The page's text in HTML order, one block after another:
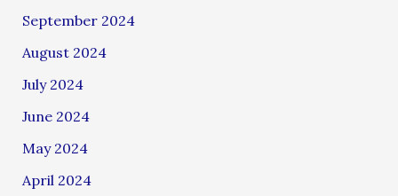
September 2024
August 2024
July 2024
June 2024
May 2024
April 2024